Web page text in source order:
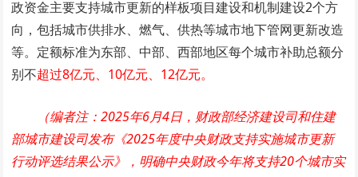
政资金主要支持城市更新的样板项目建设和机制建设2个方
向，包括城市供排水、燃气、供热等城市地下管网更新改造
等。定额标准为东部、中部、西部地区每个城市补助总额分
别不超过8亿元、10亿元、12亿元。
（编者注：2025年6月4日，财政部经济建设司和住建
部城市建设司发布《2025年度中央财政支持实施城市更新
行动评选结果公示》，明确中央财政今年将支持20个城市实